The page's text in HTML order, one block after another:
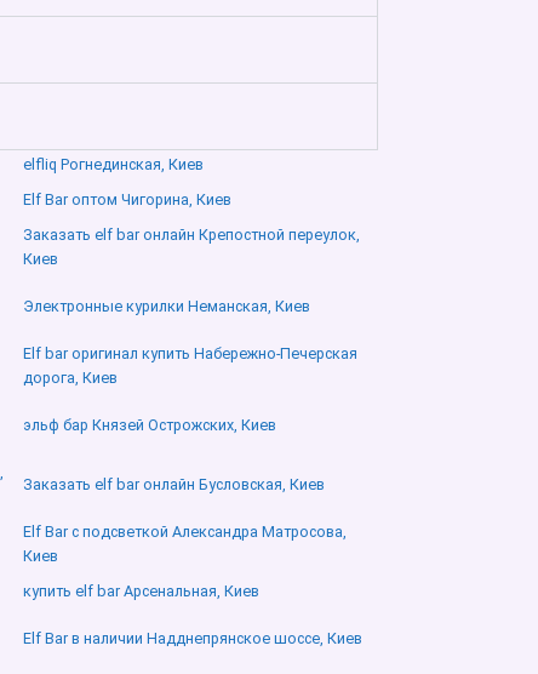
elfliq Рогнединская, Киев
Elf Bar оптом Чигорина, Киев
Заказать elf bar онлайн Крепостной переулок,
Киев
Электронные курилки Неманская, Киев
Elf bar оригинал купить Набережно-Печерская
дорога, Киев
эльф бар Князей Острожских, Киев
Заказать elf bar онлайн Бусловская, Киев
Elf Bar с подсветкой Александра Матросова,
Киев
купить elf bar Арсенальная, Киев
Elf Bar в наличии Надднепрянское шоссе, Киев